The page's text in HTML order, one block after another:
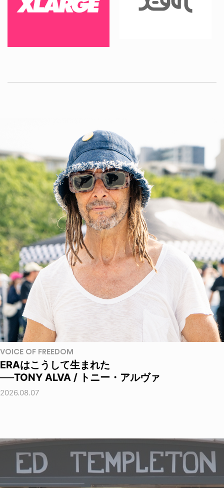
VOICE OF FREEDOM
ERAはこうして生まれた
──TONY ALVA / トニー・アルヴァ
2026.08.07